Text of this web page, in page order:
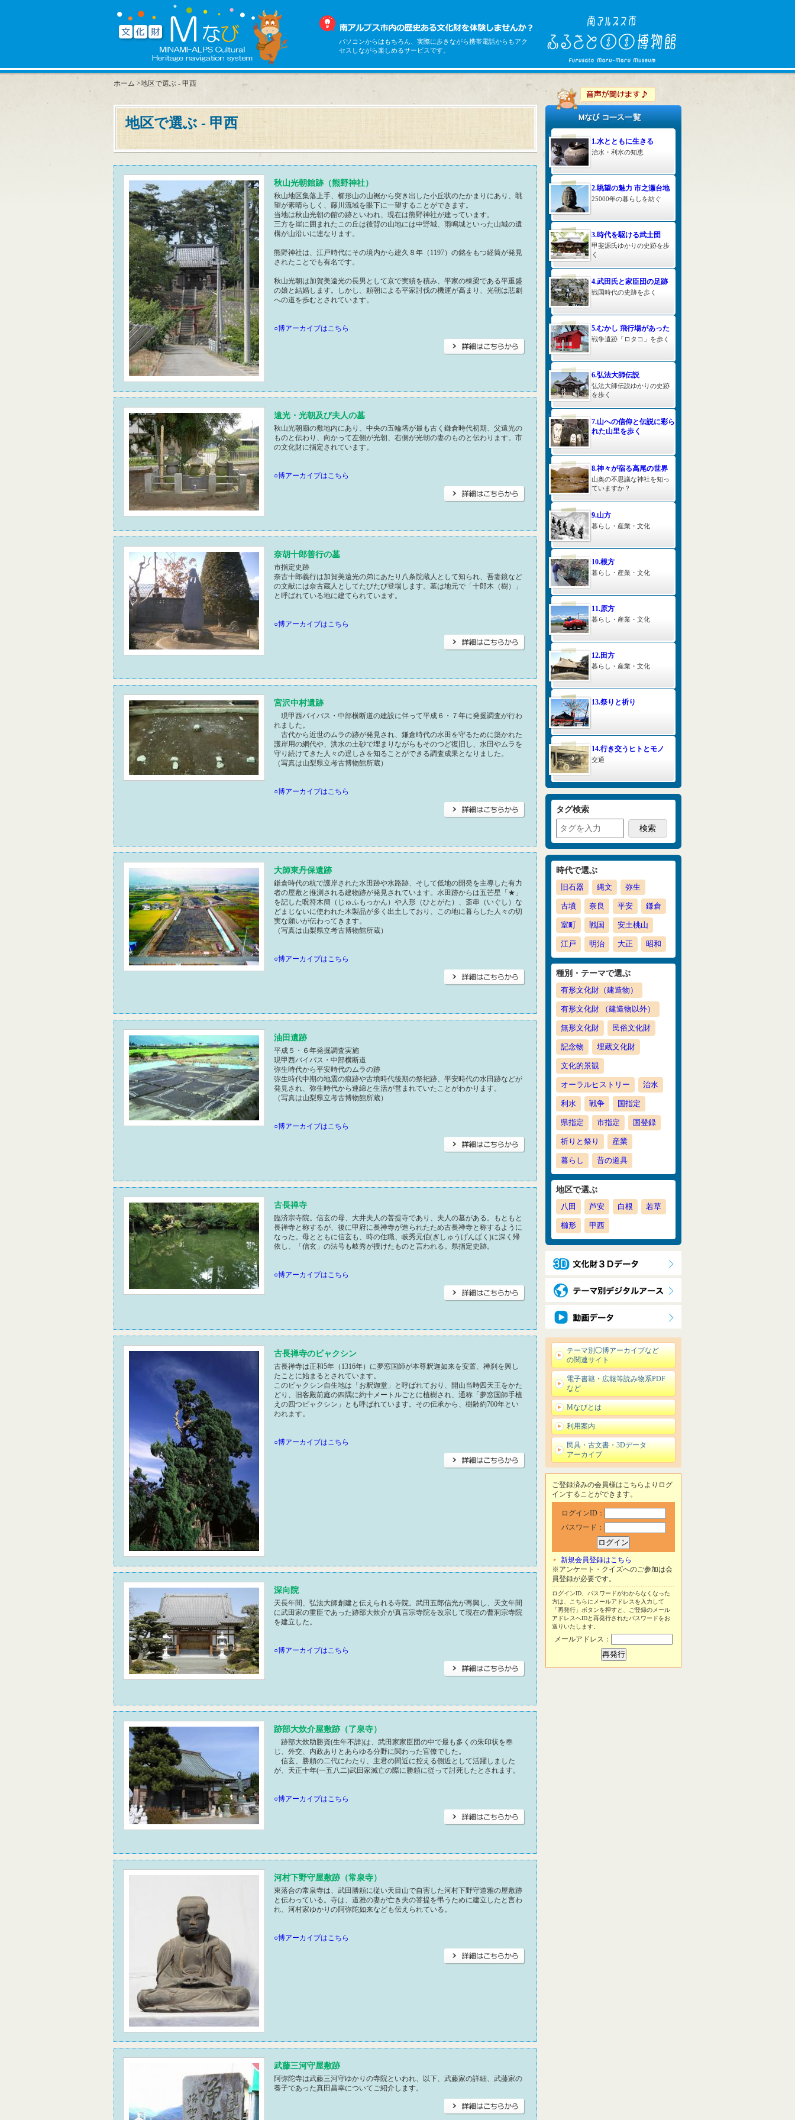
パソコンからはもちろん、実際に歩きながら携帯電話からもアク
セスしながら楽しめるサービスです。
1.水とともに生きる
治水・利水の知恵
2.眺望の魅力 市之瀬台地
25000年の暮らしを紡ぐ
3.時代を駆ける武士団
甲斐源氏ゆかりの史跡を歩
く
4.武田氏と家臣団の足跡
戦国時代の史跡を歩く
5.むかし 飛行場があった
戦争遺跡「ロタコ」を歩く
6.弘法大師伝説
弘法大師伝説ゆかりの史跡
を歩く
7.山への信仰と伝説に彩ら
れた山里を歩く
8.神々が宿る高尾の世界
山奥の不思議な神社を知っ
ていますか？
9.山方
暮らし・産業・文化
10.根方
暮らし・産業・文化
11.原方
暮らし・産業・文化
12.田方
暮らし・産業・文化
13.祭りと祈り
14.行き交うヒトとモノ
交通
タグ検索
時代で選ぶ
旧石器 縄文 弥生
古墳 奈良 平安 鎌倉
室町 戦国 安土桃山
江戸 明治 大正 昭和
種別・テーマで選ぶ
有形文化財（建造物）
有形文化財 （建造物以外）
無形文化財 民俗文化財
記念物 埋蔵文化財
文化的景観
オーラルヒストリー 治水
利水 戦争 国指定
県指定 市指定 国登録
祈りと祭り 産業
暮らし 昔の道具
地区で選ぶ
八田 芦安 白根 若草
櫛形 甲西
テーマ別◯博アーカイブなど
の関連サイト
電子書籍・広報等読み物系PDF
など
Mなびとは
利用案内
民具・古文書・3Dデータ
アーカイブ
ご登録済みの会員様はこちらよりログ
インすることができます。
ログインID：
パスワード：
新規会員登録はこちら
※アンケート・クイズへのご参加は会
員登録が必要です。
ログインID、パスワードがわからなくなった
方は、こちらにメールアドレスを入力して
「再発行」ボタンを押すと、ご登録のメール
アドレスへIDと再発行されたパスワードをお
送りいたします。
メールアドレス：
ホーム >地区で選ぶ - 甲西
地区で選ぶ - 甲西
秋山光朝館跡（熊野神社）
秋山地区集落上手、櫛形山の山裾から突き出した小丘状のたかまりにあり、眺
望が素晴らしく、藤川流域を眼下に一望することができます。
当地は秋山光朝の館の跡といわれ、現在は熊野神社が建っています。
三方を崖に囲まれたこの丘は後背の山地には中野城、雨鳴城といった山城の遺
構が山沿いに連なります。
熊野神社は、江戸時代にその境内から建久８年（1197）の銘をもつ経筒が発見
されたことでも有名です。
秋山光朝は加賀美遠光の長男として京で実績を積み、平家の棟梁である平重盛
の娘と結婚します。しかし、頼朝による平家討伐の機運が高まり、光朝は悲劇
への道を歩むとされています。
○博アーカイブはこちら
遠光・光朝及び夫人の墓
秋山光朝廟の敷地内にあり、中央の五輪塔が最も古く鎌倉時代初期、父遠光の
ものと伝わり、向かって左側が光朝、右側が光朝の妻のものと伝わります。市
の文化財に指定されています。
○博アーカイブはこちら
奈胡十郎善行の墓
市指定史跡
奈古十郎義行は加賀美遠光の弟にあたり八条院蔵人として知られ、吾妻鏡など
の文献には奈古蔵人としてたびたび登場します。墓は地元で「十郎木（樹）」
と呼ばれている地に建てられています。
○博アーカイブはこちら
宮沢中村遺跡
現甲西バイパス・中部横断道の建設に伴って平成６・７年に発掘調査が行わ
れました。
古代から近世のムラの跡が発見され、鎌倉時代の水田を守るために築かれた
護岸用の網代や、洪水の土砂で埋まりながらもそのつど復旧し、水田やムラを
守り続けてきた人々の逞しさを知ることができる調査成果となりました。
（写真は山梨県立考古博物館所蔵）
○博アーカイブはこちら
大師東丹保遺跡
鎌倉時代の杭で護岸された水田跡や水路跡、そして低地の開発を主導した有力
者の屋敷と推測される建物跡が発見されています。水田跡からは五芒星「★」
を記した呪符木簡（じゅふもっかん）や人形（ひとがた）、斎串（いぐし）な
どまじないに使われた木製品が多く出土しており、この地に暮らした人々の切
実な願いが伝わってきます。
（写真は山梨県立考古博物館所蔵）
○博アーカイブはこちら
油田遺跡
平成５・６年発掘調査実施
現甲西バイパス・中部横断道
弥生時代から平安時代のムラの跡
弥生時代中期の地震の痕跡や古墳時代後期の祭祀跡、平安時代の水田跡などが
発見され、弥生時代から連綿と生活が営まれていたことがわかります。
（写真は山梨県立考古博物館所蔵）
○博アーカイブはこちら
古長禅寺
臨済宗寺院。信玄の母、大井夫人の菩提寺であり、夫人の墓がある。もともと
長禅寺と称するが、後に甲府に長禅寺が造られたため古長禅寺と称するように
なった。母とともに信玄も、時の住職、岐秀元伯(ぎしゅうげんぱく)に深く帰
依し、「信玄」の法号も岐秀が授けたものと言われる。県指定史跡。
○博アーカイブはこちら
古長禅寺のビャクシン
古長禅寺は正和5年（1316年）に夢窓国師が本尊釈迦如来を安置、禅刹を興し
たことに始まるとされています。
このビャクシン自生地は「お釈迦堂」と呼ばれており、開山当時四天王をかた
どり、旧客殿前庭の四隅に約十メートルごとに植樹され、通称「夢窓国師手植
えの四つビャクシン」とも呼ばれています。その伝承から、樹齢約700年とい
われます。
○博アーカイブはこちら
深向院
天長年間、弘法大師創建と伝えられる寺院。武田五郎信光が再興し、天文年間
に武田家の重臣であった跡部大炊介が真言宗寺院を改宗して現在の曹洞宗寺院
を建立した。
○博アーカイブはこちら
跡部大炊介屋敷跡（了泉寺）
跡部大炊助勝資(生年不詳)は、武田家家臣団の中で最も多くの朱印状を奉
じ、外交、内政ありとあらゆる分野に関わった官僚でした。
信玄、勝頼の二代にわたり、主君の間近に控える側近として活躍しました
が、天正十年(一五八二)武田家滅亡の際に勝頼に従って討死したとされます。
○博アーカイブはこちら
河村下野守屋敷跡（常泉寺）
東落合の常泉寺は、武田勝頼に従い天目山で自害した河村下野守道雅の屋敷跡
と伝わっている。寺は、道雅の妻が亡き夫の菩提を弔うために建立したと言わ
れ、河村家ゆかりの阿弥陀如来なども伝えられている。
○博アーカイブはこちら
武藤三河守屋敷跡
阿弥陀寺は武藤三河守ゆかりの寺院といわれ、以下、武藤家の詳細、武藤家の
養子であった真田昌幸についてご紹介します。